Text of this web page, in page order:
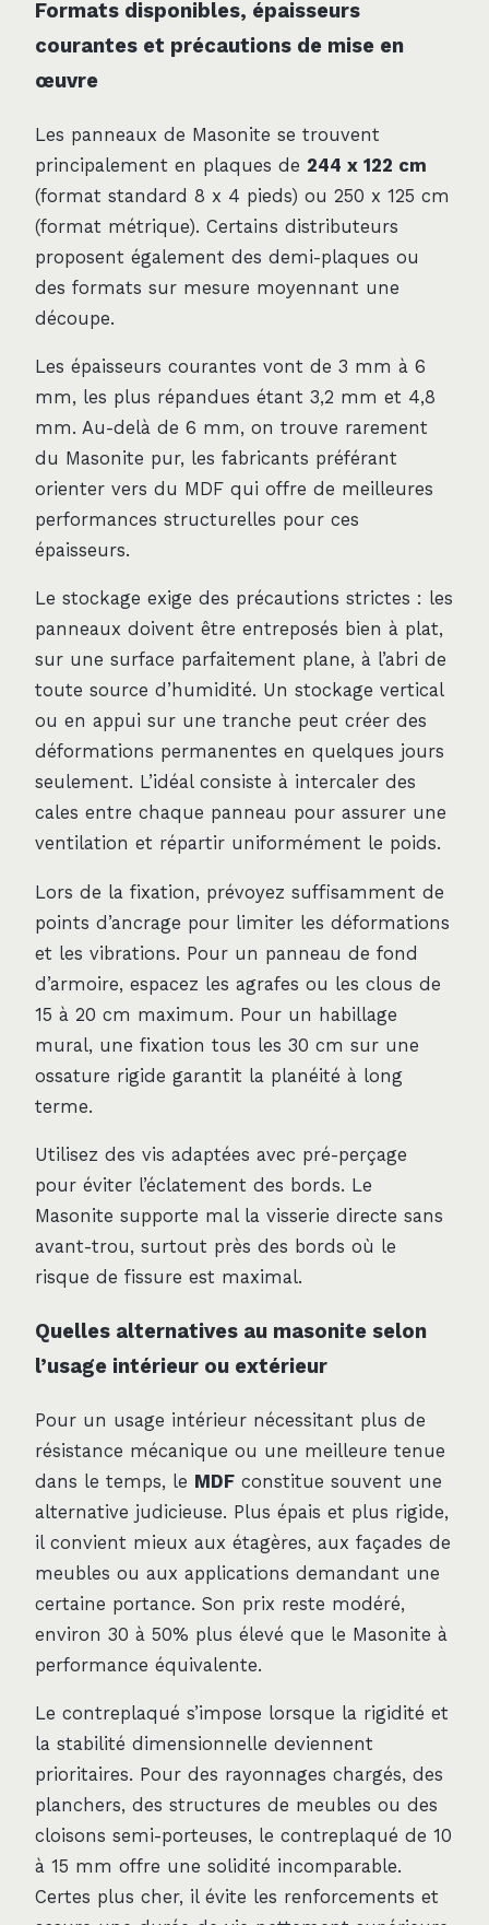
Formats disponibles, épaisseurs
courantes et précautions de mise en
œuvre
Les panneaux de Masonite se trouvent
principalement en plaques de 244 x 122 cm
(format standard 8 x 4 pieds) ou 250 x 125 cm
(format métrique). Certains distributeurs
proposent également des demi-plaques ou
des formats sur mesure moyennant une
découpe.
Les épaisseurs courantes vont de 3 mm à 6
mm, les plus répandues étant 3,2 mm et 4,8
mm. Au-delà de 6 mm, on trouve rarement
du Masonite pur, les fabricants préférant
orienter vers du MDF qui offre de meilleures
performances structurelles pour ces
épaisseurs.
Le stockage exige des précautions strictes : les
panneaux doivent être entreposés bien à plat,
sur une surface parfaitement plane, à l’abri de
toute source d’humidité. Un stockage vertical
ou en appui sur une tranche peut créer des
déformations permanentes en quelques jours
seulement. L’idéal consiste à intercaler des
cales entre chaque panneau pour assurer une
ventilation et répartir uniformément le poids.
Lors de la fixation, prévoyez suffisamment de
points d’ancrage pour limiter les déformations
et les vibrations. Pour un panneau de fond
d’armoire, espacez les agrafes ou les clous de
15 à 20 cm maximum. Pour un habillage
mural, une fixation tous les 30 cm sur une
ossature rigide garantit la planéité à long
terme.
Utilisez des vis adaptées avec pré-perçage
pour éviter l’éclatement des bords. Le
Masonite supporte mal la visserie directe sans
avant-trou, surtout près des bords où le
risque de fissure est maximal.
Quelles alternatives au masonite selon
l’usage intérieur ou extérieur
Pour un usage intérieur nécessitant plus de
résistance mécanique ou une meilleure tenue
dans le temps, le MDF constitue souvent une
alternative judicieuse. Plus épais et plus rigide,
il convient mieux aux étagères, aux façades de
meubles ou aux applications demandant une
certaine portance. Son prix reste modéré,
environ 30 à 50% plus élevé que le Masonite à
performance équivalente.
Le contreplaqué s’impose lorsque la rigidité et
la stabilité dimensionnelle deviennent
prioritaires. Pour des rayonnages chargés, des
planchers, des structures de meubles ou des
cloisons semi-porteuses, le contreplaqué de 10
à 15 mm offre une solidité incomparable.
Certes plus cher, il évite les renforcements et